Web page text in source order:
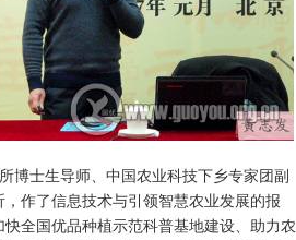
士生导师、中国农业科技下乡专家团副
作了信息技术与引领智慧农业发展的报
全国优品种植示范科普基地建设、助力农